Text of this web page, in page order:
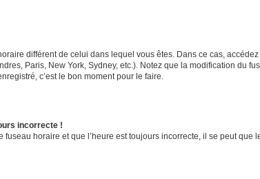
différent de celui dans lequel vous êtes. Dans ce cas, accédez
Paris, New York, Sydney, etc.). Notez que la modification du
c’est le bon moment pour le faire.
incorrecte !
fuseau horaire et que l’heure est toujours incorrecte, il se peut